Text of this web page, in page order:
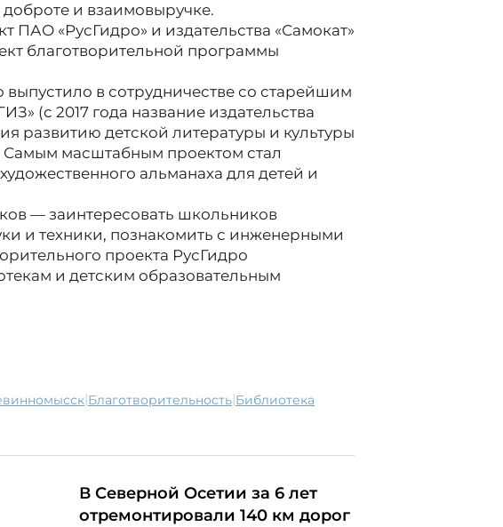
и взаимовыручке.
ПАО «РусГидро» и издательства «Самокат»
благотворительной программы
выпустило в сотрудничестве со старейшим
(с 2017 года название издательства
развитию детской литературы и культуры
Самым масштабным проектом стал
альманаха для детей и
— заинтересовать школьников
и техники, познакомить с инженерными
проекта РусГидро
и детским образовательным
| благотворительность| библиотека
В Северной Осетии за 6 лет
отремонтировали 140 км дорог